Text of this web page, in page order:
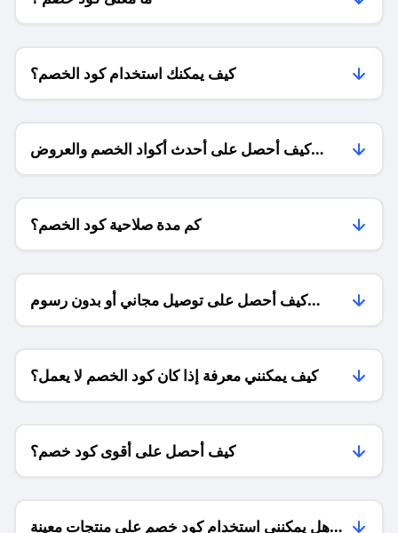
كيف يمكنك استخدام كود الخصم؟
كيف أحصل على أحدث أكواد الخصم والعروض
للمتاجر؟
كم مدة صلاحية كود الخصم؟
كيف أحصل على توصيل مجاني أو بدون رسوم
الشحن ؟
كيف يمكنني معرفة إذا كان كود الخصم لا يعمل؟
كيف أحصل على أقوى كود خصم؟
هل يمكنني استخدام كود خصم على منتجات معينة